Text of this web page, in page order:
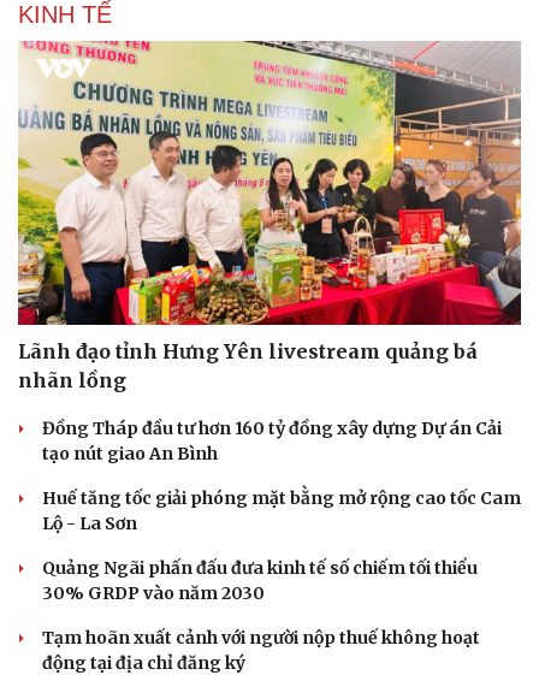
Văn hóa
KINH TẾ
Lãnh đạo tỉnh Hưng Yên livestream quảng bá
nhãn lồng
Đồng Tháp đầu tư hơn 160 tỷ đồng xây dựng Dự án Cải
tạo nút giao An Bình
Huế tăng tốc giải phóng mặt bằng mở rộng cao tốc Cam
Lộ - La Sơn
Quảng Ngãi phấn đấu đưa kinh tế số chiếm tối thiểu
30% GRDP vào năm 2030
Tạm hoãn xuất cảnh với người nộp thuế không hoạt
động tại địa chỉ đăng ký